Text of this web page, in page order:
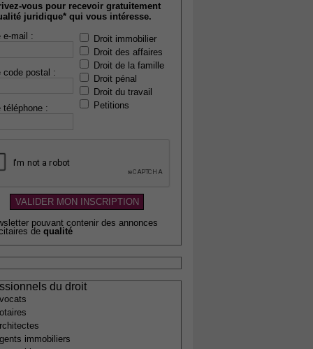
vous pour recevoir gratuitement
juridique* qui vous intéresse.
e-mail :
code postal :
téléphone :
Droit immobilier
Droit des affaires
Droit de la famille
Droit pénal
Droit du travail
Petitions
pouvant contenir des annonces
de qualité
du droit
immobiliers